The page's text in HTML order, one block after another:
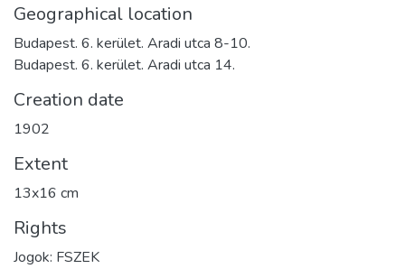
Geographical location
Budapest. 6. kerület. Aradi utca 8-10.
Budapest. 6. kerület. Aradi utca 14.
Creation date
1902
Extent
13x16 cm
Rights
Jogok: FSZEK